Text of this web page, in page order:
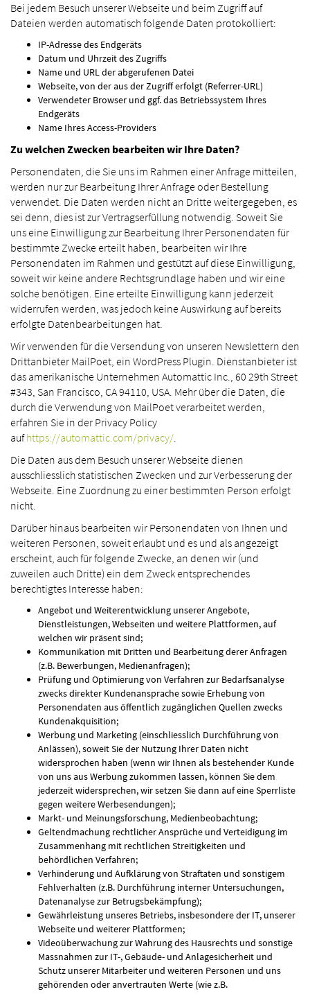
Bei jedem Besuch unserer Webseite und beim Zugriff auf
Dateien werden automatisch folgende Daten protokolliert:
IP-Adresse des Endgeräts
Datum und Uhrzeit des Zugriffs
Name und URL der abgerufenen Datei
Webseite, von der aus der Zugriff erfolgt (Referrer-URL)
Verwendeter Browser und ggf. das Betriebssystem Ihres
Endgeräts
Name Ihres Access-Providers
Zu welchen Zwecken bearbeiten wir Ihre Daten?
Personendaten, die Sie uns im Rahmen einer Anfrage mitteilen,
werden nur zur Bearbeitung Ihrer Anfrage oder Bestellung
verwendet. Die Daten werden nicht an Dritte weitergegeben, es
sei denn, dies ist zur Vertragserfüllung notwendig. Soweit Sie
uns eine Einwilligung zur Bearbeitung Ihrer Personendaten für
bestimmte Zwecke erteilt haben, bearbeiten wir Ihre
Personendaten im Rahmen und gestützt auf diese Einwilligung,
soweit wir keine andere Rechtsgrundlage haben und wir eine
solche benötigen. Eine erteilte Einwilligung kann jederzeit
widerrufen werden, was jedoch keine Auswirkung auf bereits
erfolgte Datenbearbeitungen hat.
Wir verwenden für die Versendung von unseren Newslettern den
Drittanbieter MailPoet, ein WordPress Plugin. Dienstanbieter ist
das amerikanische Unternehmen Automattic Inc., 60 29th Street
#343, San Francisco, CA 94110, USA. Mehr über die Daten, die
durch die Verwendung von MailPoet verarbeitet werden,
erfahren Sie in der Privacy Policy
aufhttps://automattic.com/privacy/.
Die Daten aus dem Besuch unserer Webseite dienen
ausschliesslich statistischen Zwecken und zur Verbesserung der
Webseite. Eine Zuordnung zu einer bestimmten Person erfolgt
nicht.
Darüber hinaus bearbeiten wir Personendaten von Ihnen und
weiteren Personen, soweit erlaubt und es und als angezeigt
erscheint, auch für folgende Zwecke, an denen wir (und
zuweilen auch Dritte) ein dem Zweck entsprechendes
berechtigtes Interesse haben:
Angebot und Weiterentwicklung unserer Angebote,
Dienstleistungen, Webseiten und weitere Plattformen, auf
welchen wir präsent sind;
Kommunikation mit Dritten und Bearbeitung derer Anfragen
(z.B. Bewerbungen, Medienanfragen);
Prüfung und Optimierung von Verfahren zur Bedarfsanalyse
zwecks direkter Kundenansprache sowie Erhebung von
Personendaten aus öffentlich zugänglichen Quellen zwecks
Kundenakquisition;
Werbung und Marketing (einschliesslich Durchführung von
Anlässen), soweit Sie der Nutzung Ihrer Daten nicht
widersprochen haben (wenn wir Ihnen als bestehender Kunde
von uns aus Werbung zukommen lassen, können Sie dem
jederzeit widersprechen, wir setzen Sie dann auf eine Sperrliste
gegen weitere Werbesendungen);
Markt- und Meinungsforschung, Medienbeobachtung;
Geltendmachung rechtlicher Ansprüche und Verteidigung im
Zusammenhang mit rechtlichen Streitigkeiten und
behördlichen Verfahren;
Verhinderung und Aufklärung von Straftaten und sonstigem
Fehlverhalten (z.B. Durchführung interner Untersuchungen,
Datenanalyse zur Betrugsbekämpfung);
Gewährleistung unseres Betriebs, insbesondere der IT, unserer
Webseite und weiterer Plattformen;
Videoüberwachung zur Wahrung des Hausrechts und sonstige
Massnahmen zur IT-, Gebäude- und Anlagesicherheit und
Schutz unserer Mitarbeiter und weiteren Personen und uns
gehörenden oder anvertrauten Werte (wie z.B.